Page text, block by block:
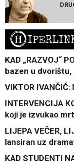
H
KAD „RAZVOJ“
bazen u dvorištu,
VIKTOR
INTERVENCIJA
koji je izvukao
LIJEPA VEČER,
lansiran uz
KAD STUDENTI